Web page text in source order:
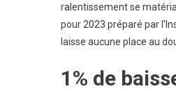
ralentissement se
pour 2023 préparé par
laisse aucune place au
1% de